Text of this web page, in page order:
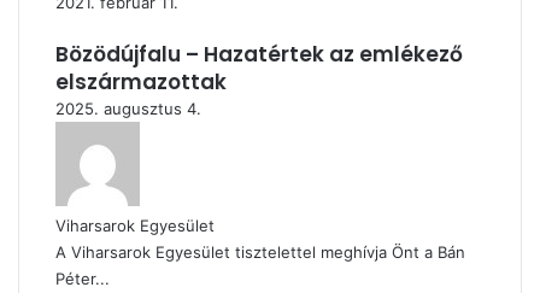
Bözödújfalu – Hazatértek az emlékező
elszármazottak
2025. augusztus 4.
Viharsarok Egyesület
A Viharsarok Egyesület tisztelettel meghívja Önt a Bán
Péter...